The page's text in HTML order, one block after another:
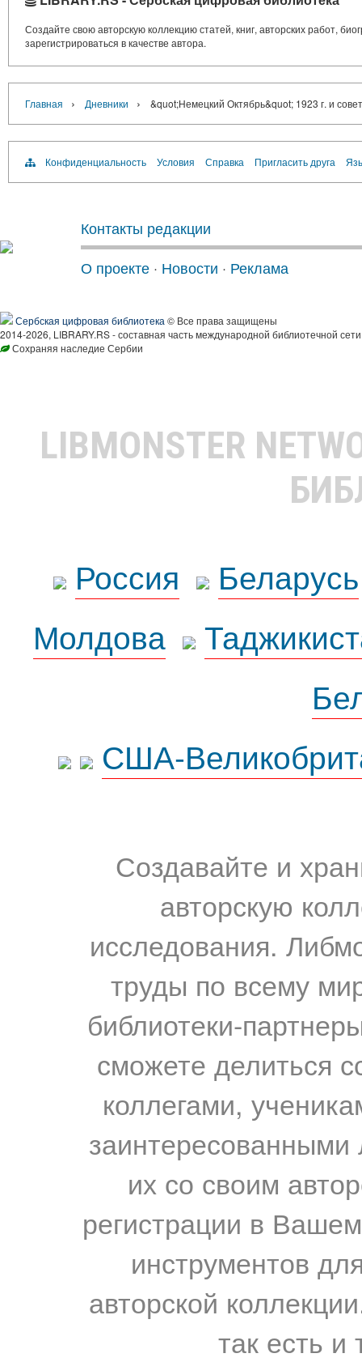
Создайте свою авторскую коллекцию статей, книг, авторских работ,
зарегистрироваться в качестве автора.
Главная › Дневники › &quot;Немецкий Октябрь&quot; 1923 г. и
Конфиденциальность Условия Справка Пригласить друга
Контакты редакции
О проекте · Новости · Реклама
Сербская цифровая библиотека © Все права защищены
2014-2026, LIBRARY.RS - составная часть международной библиотечной
Сохраняя наследие Сербии
LIBMONSTER
Россия
Беларусь
Молдова
США-
Создавайте и
авторскую
исследования.
труды по всему
библиотеки-
сможете делиться
коллегами,
их со своим
регистрации в
инструментов
авторской
так есть и